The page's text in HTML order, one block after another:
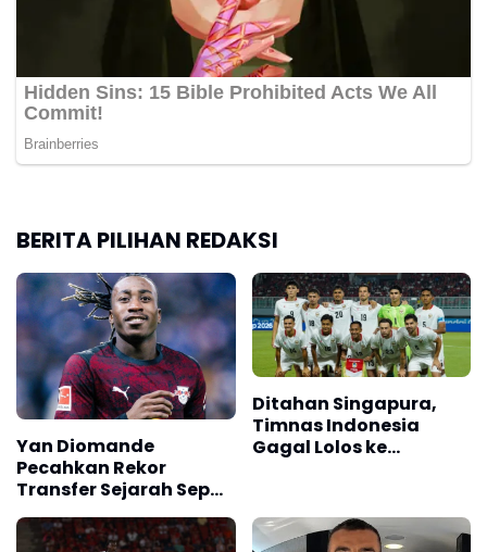
BERITA PILIHAN REDAKSI
Yan Diomande
Pecahkan Rekor
Transfer Sejarah Sepak
Ditahan Singapura,
Timnas Indonesia
Gagal Lolos ke